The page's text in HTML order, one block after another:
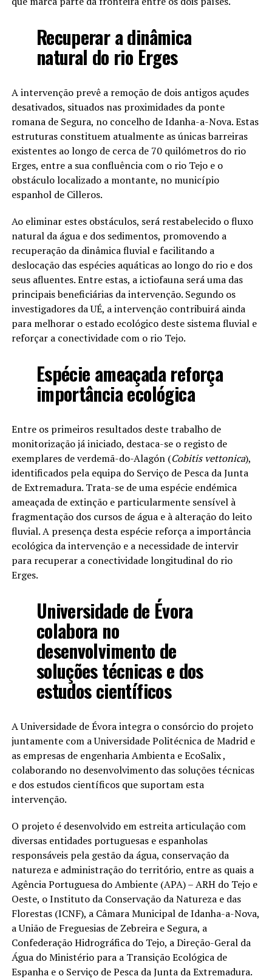
Recuperar a dinâmica
natural do rio Erges
A intervenção prevê a remoção de dois antigos açudes
desativados, situados nas proximidades da ponte
romana de Segura, no concelho de Idanha-a-Nova. Estas
estruturas constituem atualmente as únicas barreiras
existentes ao longo de cerca de 70 quilómetros do rio
Erges, entre a sua confluência com o rio Tejo e o
obstáculo localizado a montante, no município
espanhol de Cilleros.
Ao eliminar estes obstáculos, será restabelecido o fluxo
natural da água e dos sedimentos, promovendo a
recuperação da dinâmica fluvial e facilitando a
deslocação das espécies aquáticas ao longo do rio e dos
seus afluentes. Entre estas, a ictiofauna será uma das
principais beneficiárias da intervenção. Segundo os
investigadores da UÉ, a intervenção contribuirá ainda
para melhorar o estado ecológico deste sistema fluvial e
reforçar a conectividade com o rio Tejo.
Espécie ameaçada reforça
importância ecológica
Entre os primeiros resultados deste trabalho de
monitorização já iniciado, destaca-se o registo de
exemplares de verdemã-do-Alagón (Cobitis vettonica),
identificados pela equipa do Serviço de Pesca da Junta
de Extremadura. Trata-se de uma espécie endémica
ameaçada de extinção e particularmente sensível à
fragmentação dos cursos de água e à alteração do leito
fluvial. A presença desta espécie reforça a importância
ecológica da intervenção e a necessidade de intervir
para recuperar a conectividade longitudinal do rio
Erges.
Universidade de Évora
colabora no
desenvolvimento de
soluções técnicas e dos
estudos científicos
A Universidade de Évora integra o consórcio do projeto
juntamente com a Universidade Politécnica de Madrid e
as empresas de engenharia Ambienta e EcoSalix ,
colaborando no desenvolvimento das soluções técnicas
e dos estudos científicos que suportam esta
intervenção.
O projeto é desenvolvido em estreita articulação com
diversas entidades portuguesas e espanholas
responsáveis pela gestão da água, conservação da
natureza e administração do território, entre as quais a
Agência Portuguesa do Ambiente (APA) – ARH do Tejo e
Oeste, o Instituto da Conservação da Natureza e das
Florestas (ICNF), a Câmara Municipal de Idanha-a-Nova,
a União de Freguesias de Zebreira e Segura, a
Confederação Hidrográfica do Tejo, a Direção-Geral da
Água do Ministério para a Transição Ecológica de
Espanha e o Serviço de Pesca da Junta da Extremadura.